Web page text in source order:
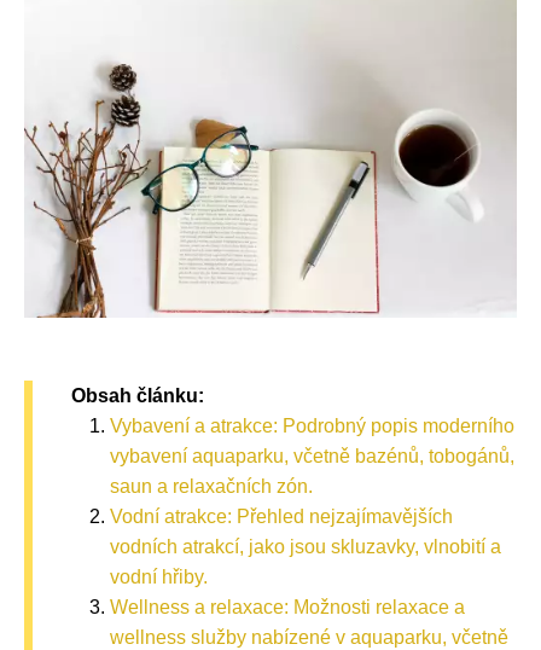
Obsah článku:
Vybavení a atrakce: Podrobný popis moderního
vybavení aquaparku, včetně bazénů, tobogánů,
saun a relaxačních zón.
Vodní atrakce: Přehled nejzajímavějších
vodních atrakcí, jako jsou skluzavky, vlnobití a
vodní hřiby.
Wellness a relaxace: Možnosti relaxace a
wellness služby nabízené v aquaparku, včetně